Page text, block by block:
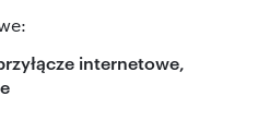
internetowe,